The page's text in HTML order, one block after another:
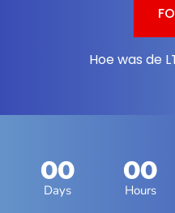
Hoe was de
00
Days
00
Hours